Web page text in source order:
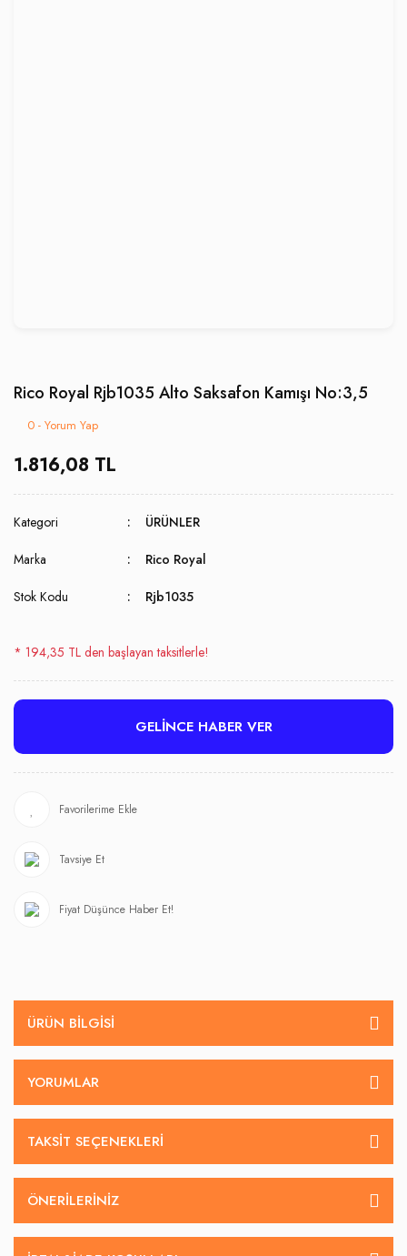
Rico Royal Rjb1035 Alto Saksafon Kamışı No:3,5
0 - Yorum Yap
1.816,08 TL
Kategori ÜRÜNLER
Marka Rico Royal
Stok Kodu Rjb1035
* 194,35 TL den başlayan taksitlerle!
GELİNCE HABER VER
Tavsiye Et
Fiyat Düşünce Haber Et!
ÜRÜN BILGISI
YORUMLAR
TAKSIT SEÇENEKLERI
ÖNERILERINIZ